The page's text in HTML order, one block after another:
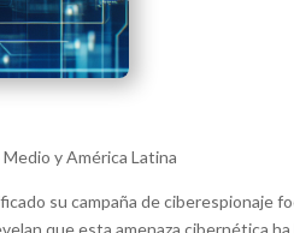
y América Latina
su campaña de ciberespionaje